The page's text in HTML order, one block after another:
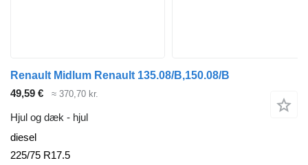
Renault Midlum Renault 135.08/B,150.08/B
49,59 €
≈ 370,70 kr.
Hjul og dæk - hjul
diesel
225/75 R17.5